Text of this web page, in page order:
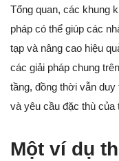
Tổng quan, các khung
pháp có thể giúp các
tạp và nâng cao hiệu
các giải pháp chung
tầng, đồng thời vẫn
và yêu cầu đặc thù của
Một ví dụ